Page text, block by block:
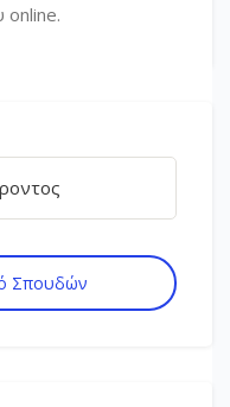
online.
Σπουδών